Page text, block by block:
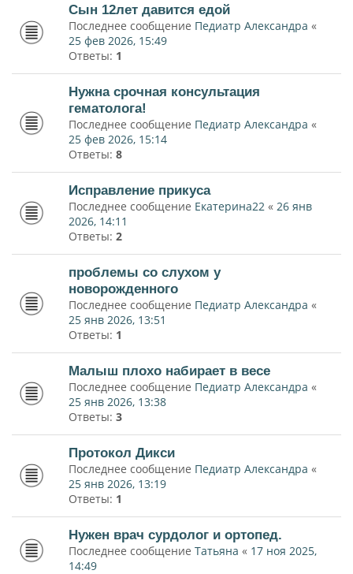
Сын 12лет давится едой
Последнее сообщение Педиатр Александра «
25 фев 2026, 15:49
Ответы: 1
Нужна срочная консультация
гематолога!
Последнее сообщение Педиатр Александра «
25 фев 2026, 15:14
Ответы: 8
Исправление прикуса
Последнее сообщение Екатерина22 « 26 янв
2026, 14:11
Ответы: 2
проблемы со слухом у
новорожденного
Последнее сообщение Педиатр Александра «
25 янв 2026, 13:51
Ответы: 1
Малыш плохо набирает в весе
Последнее сообщение Педиатр Александра «
25 янв 2026, 13:38
Ответы: 3
Протокол Дикси
Последнее сообщение Педиатр Александра «
25 янв 2026, 13:19
Ответы: 1
Нужен врач сурдолог и ортопед.
Последнее сообщение Татьяна « 17 ноя 2025,
14:49